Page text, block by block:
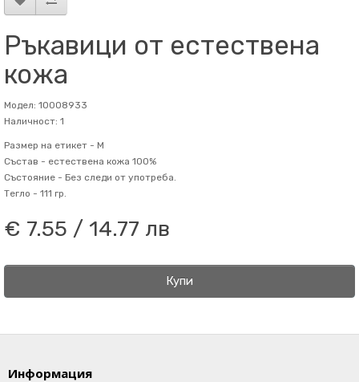
Ръкавици от естествена
кожа
Модел: 10008933
Наличност: 1
Размер на етикет - M
Състав - естествена кожа 100%
Състояние - Без следи от употреба.
Тегло - 111 гр.
€ 7.55 / 14.77 лв
Купи
Информация